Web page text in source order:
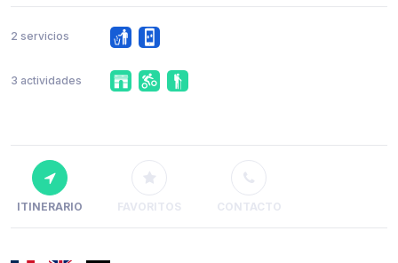
2 servicios
3 actividades
ITINERARIO FAVORITOS CONTACTO